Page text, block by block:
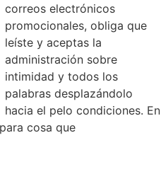
correos electrónicos
promocionales, obliga que
leíste y aceptas la
administración sobre
intimidad y todos los
palabras desplazándolo
hacia el pelo condiciones. En
cosa que